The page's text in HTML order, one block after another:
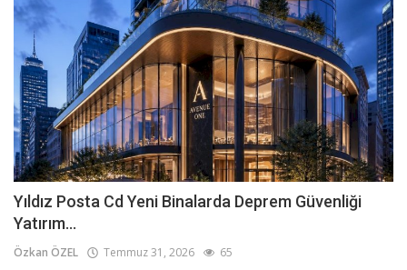
Yıldız Posta Cd Yeni Binalarda Deprem Güvenliği
Yatırım...
Özkan ÖZEL Temmuz 31, 2026 65